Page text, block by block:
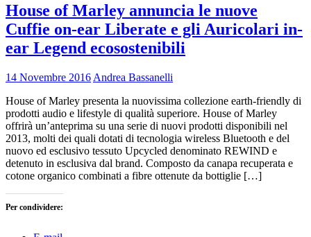
House of Marley annuncia le nuove
Cuffie on-ear Liberate e gli Auricolari in-
ear Legend ecosostenibili
14 Novembre 2016 Andrea Bassanelli
House of Marley presenta la nuovissima collezione earth-friendly di
prodotti audio e lifestyle di qualità superiore. House of Marley
offrirà un’anteprima su una serie di nuovi prodotti disponibili nel
2013, molti dei quali dotati di tecnologia wireless Bluetooth e del
nuovo ed esclusivo tessuto Upcycled denominato REWIND e
detenuto in esclusiva dal brand. Composto da canapa recuperata e
cotone organico combinati a fibre ottenute da bottiglie […]
Per condividere: